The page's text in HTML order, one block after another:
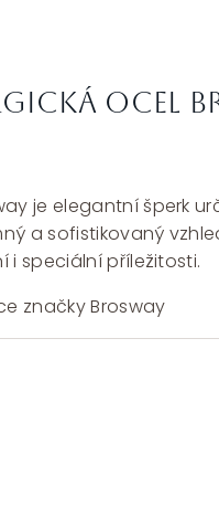
ocel
je elegantní šperk
a sofistikovaný
i speciální příležitosti.
značky Brosway